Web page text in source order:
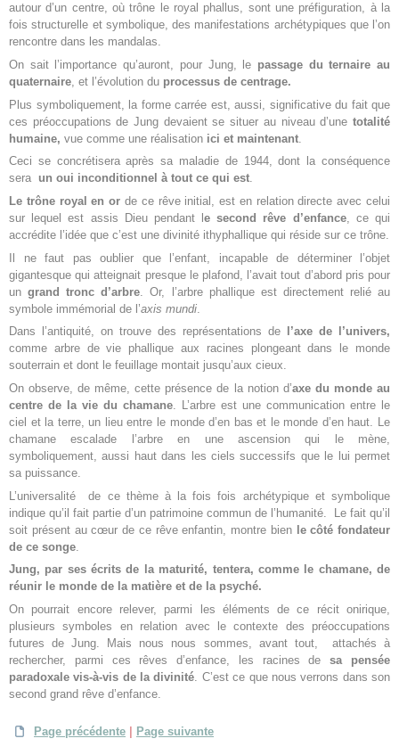
autour d’un centre, où trône le royal phallus, sont une préfiguration, à la
fois structurelle et symbolique, des manifestations archétypiques que l’on
rencontre dans les mandalas.
On sait l’importance qu’auront, pour Jung, le passage du ternaire au
quaternaire , et l’évolution du processus de centrage.
Plus symboliquement, la forme carrée est, aussi, significative du fait que
ces préoccupations de Jung devaient se situer au niveau d’une totalité
humaine, vue comme une réalisation ici et maintenant
Ceci se concrétisera après sa maladie de 1944, dont la conséquence
sera un oui inconditionnel à tout ce qui est.
Le trône royal en or de ce rêve initial, est en relation directe avec celui
sur lequel est assis Dieu pendant le second rêve d’enfance, ce qui
accrédite l’idée que c’est une divinité ithyphallique qui réside sur ce trône.
Il ne faut pas oublier que l’enfant, incapable de déterminer l’objet
gigantesque qui atteignait presque le plafond, l’avait tout d’abord pris pour
un grand tronc d’arbre . Or, l’arbre phallique est directement relié au
symbole immémorial de l’axis mundi
Dans l’antiquité, on trouve des représentations de
l’axe de l’univers,
comme arbre de vie phallique aux racines plongeant dans le monde
souterrain et dont le feuillage montait jusqu’aux cieux.
On observe, de même, cette présence de la notion d’axe du monde au
centre de la vie du chamane . L’arbre est une communication entre le
ciel et la terre, un lieu entre le monde d’en bas et le monde d’en haut. Le
chamane escalade l’arbre en une ascension qui le mène,
symboliquement, aussi haut dans les ciels successifs que le lui permet
sa puissance.
L’universalité de ce thème à la fois fois archétypique et symbolique
indique qu’il fait partie d’un patrimoine commun de l’humanité. Le fait qu’il
soit présent au cœur de ce rêve enfantin, montre bien le côté fondateur
de ce songe
Jung, par ses écrits de la maturité, tentera, comme le chamane, de
réunir le monde de la matière et de la psyché.
On pourrait encore relever, parmi les éléments de ce récit onirique,
plusieurs symboles en relation avec le contexte des préoccupations
futures de Jung. Mais nous nous sommes, avant tout, attachés à
rechercher, parmi ces rêves d’enfance, les racines desa pensée
paradoxale vis-à-vis de la divinité . C’est ce que nous verrons dans son
second grand rêve d’enfance.
Page précédente Page suivante